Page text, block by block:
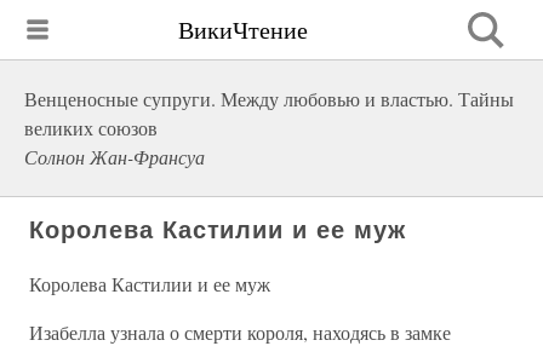
ВикиЧтение
Венценосные супруги. Между любовью и властью. Тайны
великих союзов
Солнон Жан-Франсуа
Королева Кастилии и ее муж
Королева Кастилии и ее муж
Изабелла узнала о смерти короля, находясь в замке